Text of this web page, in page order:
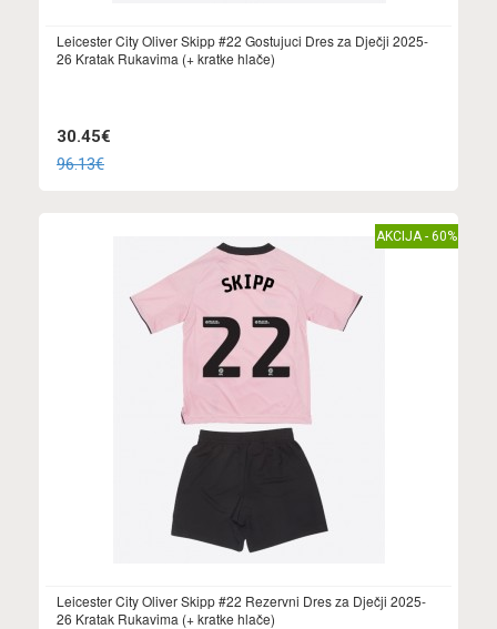
Leicester City Oliver Skipp #22 Gostujuci Dres za Dječji 2025-
26 Kratak Rukavima (+ kratke hlače)
30.45€
96.13€
AKCIJA - 60%
Leicester City Oliver Skipp #22 Rezervni Dres za Dječji 2025-
26 Kratak Rukavima (+ kratke hlače)